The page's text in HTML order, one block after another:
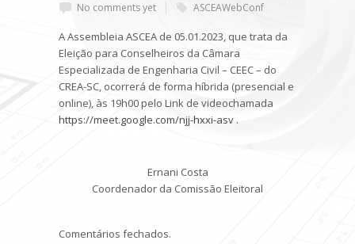
No comments yet
ASCEAWebConf
A Assembleia ASCEA de 05.01.2023, que trata da
Eleição para Conselheiros da Câmara
Especializada de Engenharia Civil – CEEC – do
CREA-SC, ocorrerá de forma híbrida (presencial e
online), às 19h00 pelo Link de videochamada
https://meet.google.com/njj-hxxi-asv .
Ernani Costa
Coordenador da Comissão Eleitoral
Comentários fechados.